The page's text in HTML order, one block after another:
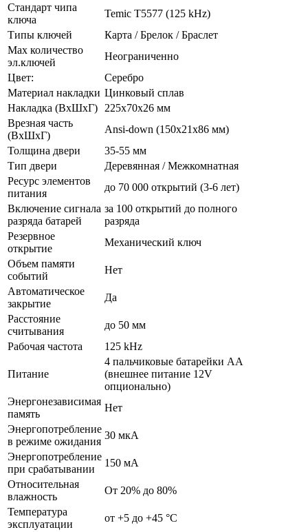
Стандарт чипа
ключа
Temic T5577 (125 kHz)
Типы ключей
Карта / Брелок / Браслет
Max количество
эл.ключей
Неограниченно
Цвет:
Серебро
Материал накладки Цинковый сплав
Накладка (ВхШхГ)
225х70х26 мм
Врезная часть
(ВхШхГ)
Ansi-down (150х21х86 мм)
Толщина двери
35-55 мм
Тип двери
Деревянная / Межкомнатная
Ресурс элементов
питания
до 70 000 открытий (3-6 лет)
Включение сигнала
разряда батарей
за 100 открытий до полного
разряда
Резервное
открытие
Механический ключ
Объем памяти
событий
Нет
Автоматическое
закрытие
Да
Расстояние
считывания
до 50 мм
Рабочая частота
125 kHz
Питание
4 пальчиковые батарейки AA
(внешнее питание 12V
опционально)
Энергонезависимая
память
Нет
Энергопотребление
в режиме ожидания
30 мкА
Энергопотребление
при срабатывании
150 мА
Относительная
влажность
От 20% до 80%
Температура
эксплуатации
от +5 до +45 °С